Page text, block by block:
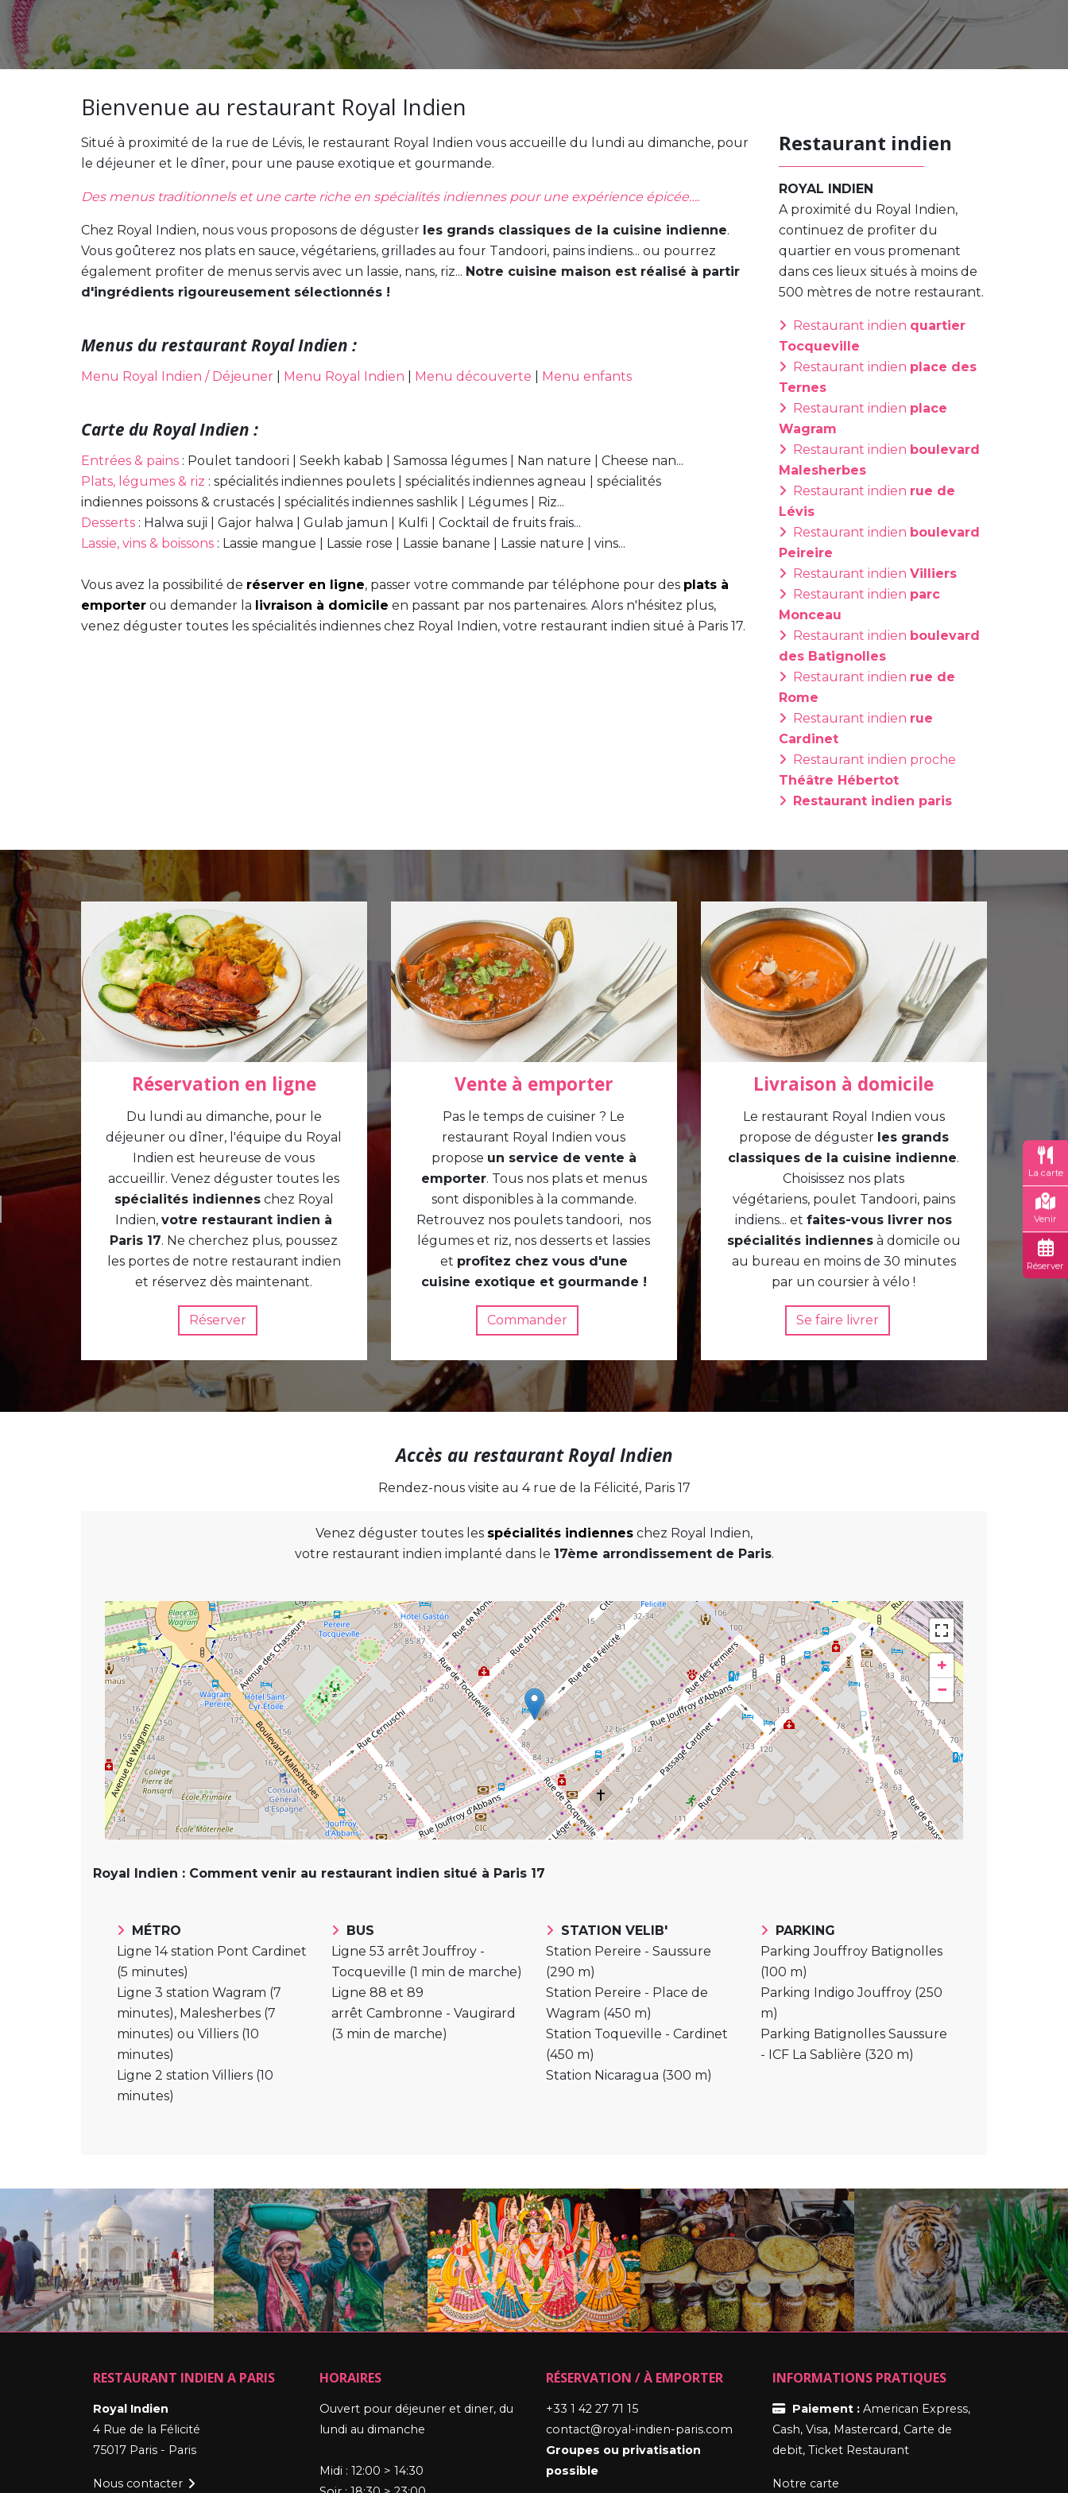
Bienvenue au restaurant Royal Indien
Situé à proximité de la rue de Lévis, le restaurant Royal Indien vous accueille du lundi au dimanche, pour
le déjeuner et le dîner, pour une pause exotique et gourmande.
Des menus traditionnels et une carte riche en spécialités indiennes pour une expérience épicée….
Chez Royal Indien, nous vous proposons de déguster les grands classiques de la cuisine indienne.
Vous goûterez nos plats en sauce, végétariens, grillades au four Tandoori, pains indiens... ou pourrez
également profiter de menus servis avec un lassie, nans, riz... Notre cuisine maison est réalisé à partir
d'ingrédients rigoureusement sélectionnés !
Menus du restaurant Royal Indien :
Menu Royal Indien / Déjeuner Menu Royal Indien Menu découverte Menu enfants
Carte du Royal Indien :
Entrées & pains : Poulet tandoori | Seekh kabab | Samossa légumes | Nan nature | Cheese nan...
Plats, légumes & riz : spécialités indiennes poulets | spécialités indiennes agneau | spécialités
indiennes poissons & crustacés | spécialités indiennes sashlik | Légumes | Riz...
Desserts : Halwa suji | Gajor halwa | Gulab jamun | Kulfi | Cocktail de fruits frais...
Lassie, vins & boissons : Lassie mangue | Lassie rose | Lassie banane | Lassie nature | vins...
Vous avez la possibilité de réserver en ligne, passer votre commande par téléphone pour des plats à
emporter ou demander la livraison à domicile en passant par nos partenaires. Alors n'hésitez plus,
venez déguster toutes les spécialités indiennes chez Royal Indien, votre restaurant indien situé à Paris 17.
La carte
Venir
Réserver
Restaurant indien
ROYAL INDIEN
A proximité du Royal Indien,
continuez de profiter du
quartier en vous promenant
dans ces lieux situés à moins de
500 mètres de notre restaurant.
Restaurant indien quartier
Tocqueville
Restaurant indien place des
Ternes
Restaurant indien place
Wagram
Restaurant indien boulevard
Malesherbes
Restaurant indien rue de
Lévis
Restaurant indien boulevard
Peireire
Restaurant indienVilliers
Restaurant indien parc
Monceau
Restaurant indien boulevard
des Batignolles
Restaurant indien rue de
Rome
Restaurant indien rue
Cardinet
Restaurant indien proche
Théâtre Hébertot
Restaurant indien paris
Réservation en ligne
Du lundi au dimanche, pour le
déjeuner ou dîner, l'équipe du Royal
Indien est heureuse de vous
accueillir. Venez déguster toutes les
spécialités indienneschez Royal
Indien,votre restaurant indien à
Paris 17. Ne cherchez plus, poussez
les portes de notre restaurant indien
et réservez dès maintenant.
Réserver
Vente à emporter
Pas le temps de cuisiner ? Le
restaurant Royal Indien vous
propose un service de vente à
emporter. Tous nos plats et menus
sont disponibles à la commande.
Retrouvez nos poulets tandoori, nos
légumes et riz, nos desserts et lassies
et profitez chez vous d'une
cuisine exotique et gourmande !
Commander
Livraison à domicile
Le restaurant Royal Indien vous
propose de déguster les grands
classiques de la cuisine indienne.
Choisissez nos plats
végétariens, poulet Tandoori, pains
indiens... etfaites-vous livrer nos
spécialités indiennesà domicile ou
au bureau en moins de 30 minutes
par un coursier à vélo !
Se faire livrer
Accès au restaurant Royal Indien
Rendez-nous visite au 4 rue de la Félicité, Paris 17
Venez déguster toutes les spécialités indiennes chez Royal Indien,
votre restaurant indien implanté dans le 17ème arrondissement de Paris.
+
−
Royal Indien : Comment venir au restaurant indien situé à Paris 17
MÉTRO
Ligne 14 station Pont Cardinet
(5 minutes)
Ligne 3 station Wagram (7
minutes), Malesherbes (7
minutes) ou Villiers (10
minutes)
Ligne 2 station Villiers (10
minutes)
BUS
Ligne 53 arrêt Jouffroy -
Tocqueville (1 min de marche)
Ligne 88 et 89
arrêt Cambronne - Vaugirard
(3 min de marche)
STATION VELIB'
Station Pereire - Saussure
(290 m)
Station Pereire - Place de
Wagram (450 m)
Station Toqueville - Cardinet
(450 m)
Station Nicaragua (300 m)
PARKING
Parking Jouffroy Batignolles
(100 m)
Parking Indigo Jouffroy (250
m)
Parking Batignolles Saussure
- ICF La Sablière (320 m)
RESTAURANT INDIEN A PARIS
Royal Indien
4 Rue de la Félicité
75017 Paris - Paris
Nous contacter
HORAIRES
Ouvert pour déjeuner et diner, du
lundi au dimanche
Midi : 12:00 > 14:30
RÉSERVATION / À EMPORTER
+33 1 42 27 71 15
contact@royal-indien-paris.com
Groupes ou privatisation
possible
INFORMATIONS PRATIQUES
Paiement :American Express,
Cash, Visa, Mastercard, Carte de
debit, Ticket Restaurant
Notre carte